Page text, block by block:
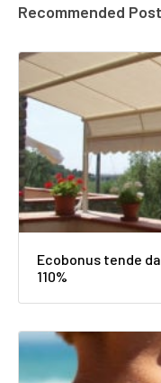
Recommended
Ecobonus tende
110%